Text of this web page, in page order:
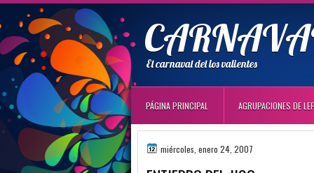
El carnaval del los valientes
PÁGINA PRINCIPAL AGRUPACIONES DE
miércoles, enero 24, 2007